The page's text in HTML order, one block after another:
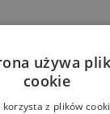
używa
cookie
z plików